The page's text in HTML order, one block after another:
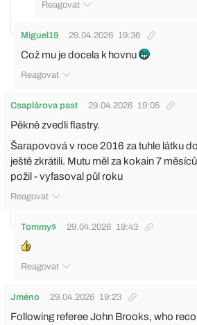
Reagovat
Miguel19 29.04.2026 19:36
Což mu je docela k hovnu
Reagovat
Csaplárova past 29.04.2026 19:05
Pěkně zvedli flastry.
Šarapovová v roce 2016 za tuhle látku
ještě zkrátili. Mutu měl za kokain 7
požil - vyfasoval půl roku
Reagovat
Tommy$ 29.04.2026 19:43
Reagovat
Jméno 29.04.2026 19:23
Following referee John Brooks, who